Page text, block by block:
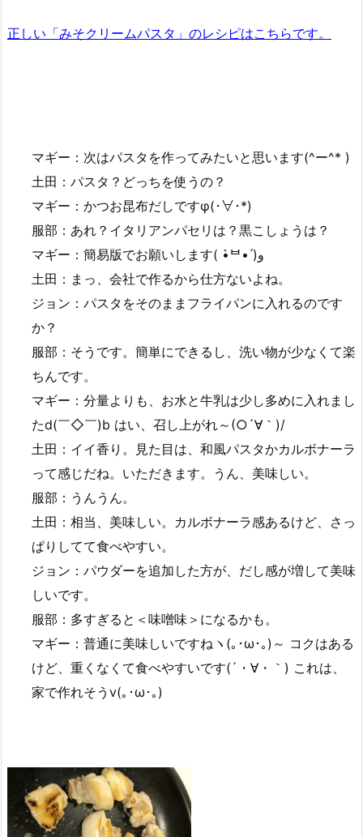
正しい 「みそクリームパスタ」のレシピはこちらです。
マギー：次はパスタを作ってみたいと思います(^ー^* )
土田：パスタ？どっちを使うの？
マギー：かつお昆布だしですφ(･∀･*)
服部：あれ？イタリアンパセリは？黒こしょうは？
マギー：簡易版でお願いします( •̀ᄇ• ́)ﻭ
土田：まっ、会社で作るから仕方ないよね。
ジョン：パスタをそのままフライパンに入れるのです
か？
服部：そうです。簡単にできるし、洗い物が少なくて楽
ちんです。
マギー：分量よりも、お水と牛乳は少し多めに入れまし
たd(￣◇￣)b はい、召し上がれ～(○´∀｀)/
土田：イイ香り。見た目は、和風パスタかカルボナーラ
って感じだね。いただきます。うん、美味しい。
服部：うんうん。
土田：相当、美味しい。カルボナーラ感あるけど、さっ
ぱりしてて食べやすい。
ジョン：パウダーを追加した方が、だし感が増して美味
しいです。
服部：多すぎると＜味噌味＞になるかも。
マギー：普通に美味しいですねヽ(｡･ω･｡)～ コクはある
けど、重くなくて食べやすいです(´・∀・｀) これは、
家で作れそうv(｡･ω･｡)